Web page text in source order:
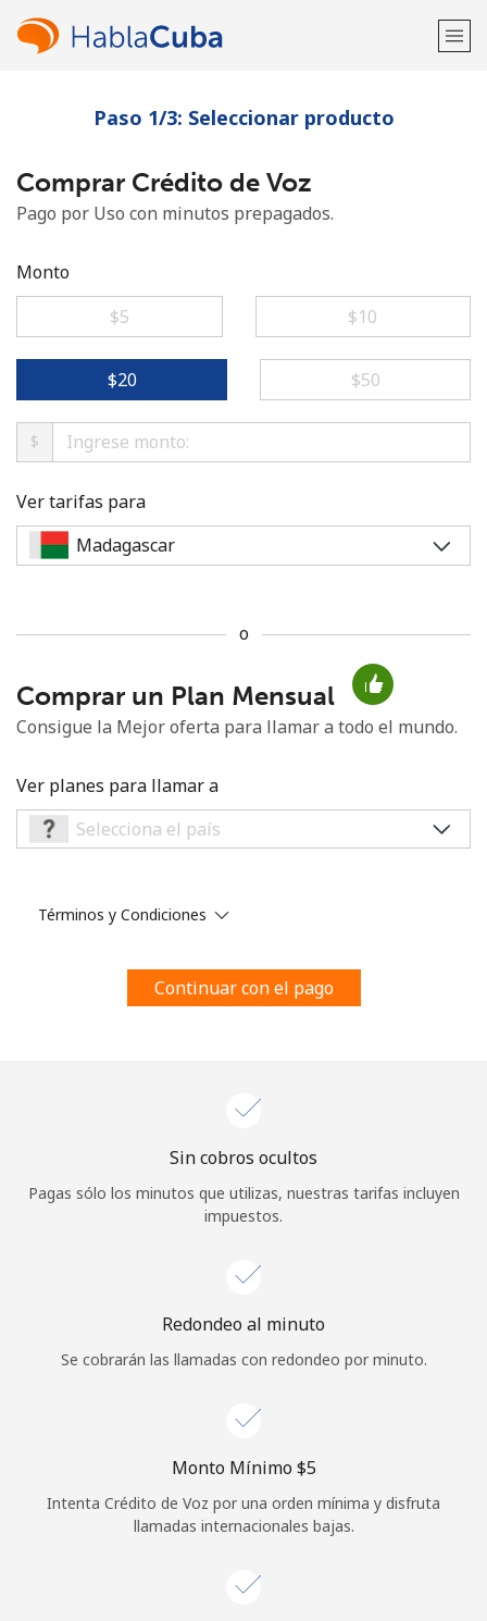
¡Bienvenido!
¿Ya tienes una cuenta?Inicia sesión →
No se ha creado una contraseña
Mínimo 8 caracteres
Una letra mayúscula y una minúscula
Un número
Al abrir una cuenta en este sitio web, estoy de acuerdo con
¡Hola!
REGÍSTRATE →
Paso 1/3: Seleccionar producto
Comprar Crédito de Voz
Pago por Uso con minutos prepagados.
Monto
⁦$5⁩
⁦$10⁩
⁦$20⁩ ⁦$50⁩
$
Ver tarifas para
o
Comprar un Plan Mensual
Consigue la Mejor oferta para llamar a todo el mundo.
Ver planes para llamar a
Términos y Condiciones
Continuar con el pago
Sin cobros ocultos
Pagas sólo los minutos que utilizas, nuestras tarifas incluyen
impuestos.
Redondeo al minuto
Se cobrarán las llamadas con redondeo por minuto.
Monto Mínimo ⁦$5⁩
Intenta Crédito de Voz por una orden mínima y disfruta
llamadas internacionales bajas.